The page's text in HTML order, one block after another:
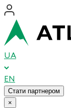
UA
EN
Стати партнером
×